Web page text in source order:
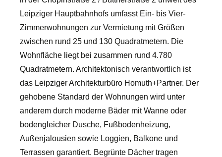
Leipziger Hauptbahnhofs umfasst Ein- bis Vier-
Zimmerwohnungen zur Vermietung mit Größen
zwischen rund 25 und 130 Quadratmetern. Die
Wohnfläche liegt bei zusammen rund 4.780
Quadratmetern. Architektonisch verantwortlich ist
das Leipziger Architekturbüro Homuth+Partner. Der
gehobene Standard der Wohnungen wird unter
anderem durch moderne Bäder mit Wanne oder
bodengleicher Dusche, Fußbodenheizung,
Außenjalousien sowie Loggien, Balkone und
Terrassen garantiert. Begrünte Dächer tragen